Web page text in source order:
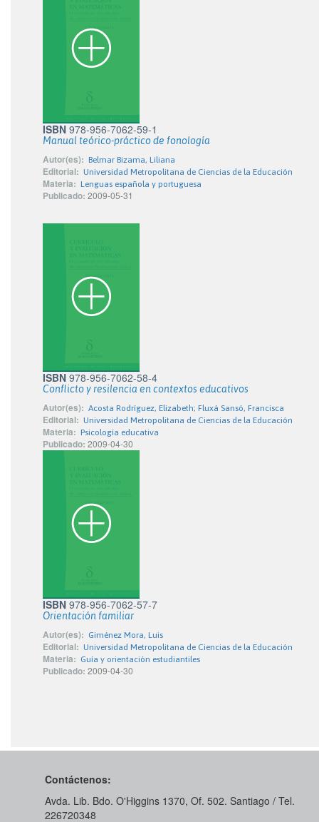
ISBN 978-956-7062-59-1
Manual teórico-práctico de fonología
Autor(es): Belmar Bizama, Liliana
Editorial: Universidad Metropolitana de Ciencias de la Educación
Materia: Lenguas española y portuguesa
Publicado: 2009-05-31
ISBN 978-956-7062-58-4
Conflicto y resilencia en contextos educativos
Autor(es): Acosta Rodríguez, Elizabeth; Fluxá Sansó, Francisca
Editorial: Universidad Metropolitana de Ciencias de la Educación
Materia: Psicología educativa
Publicado: 2009-04-30
ISBN 978-956-7062-57-7
Orientación familiar
Autor(es): Giménez Mora, Luis
Editorial: Universidad Metropolitana de Ciencias de la Educación
Materia: Guía y orientación estudiantiles
Publicado: 2009-04-30
Contáctenos:
Avda. Lib. Bdo. O'Higgins 1370, Of. 502. Santiago / Tel.
226720348